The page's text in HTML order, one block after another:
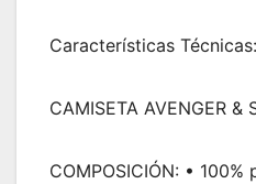
Características Técnicas:
CAMISETA AVENGER &
COMPOSICIÓN: • 100%